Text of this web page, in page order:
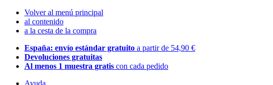
Volver al menú principal
al contenido
a la cesta de la compra
España: envío estándar gratuito a partir de 54,90 €
Devoluciones gratuitas
Al menos 1 muestra gratis con cada pedido
Ayuda